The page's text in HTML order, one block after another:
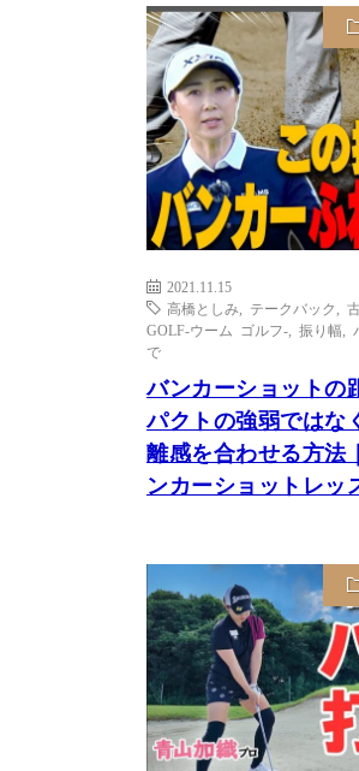
2021.11.15
高橋としみ
テークバック
GOLF-ウーム ゴルフ-
振り幅
で
バンカーショットの
パクトの強弱ではな
離感を合わせる方法
ンカーショットレッ